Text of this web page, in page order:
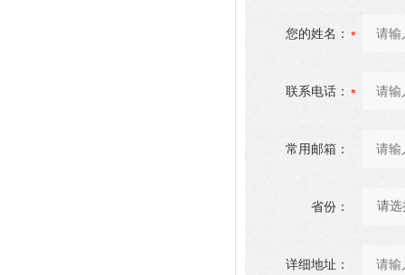
您的姓名：
联系电话：
常用邮箱：
省份：
详细地址：